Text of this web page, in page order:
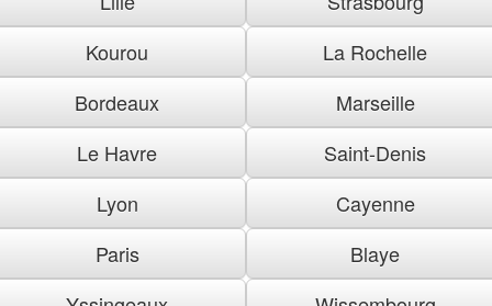
Kourou
La Rochelle
Bordeaux
Marseille
Le Havre
Saint-Denis
Lyon
Cayenne
Paris
Blaye